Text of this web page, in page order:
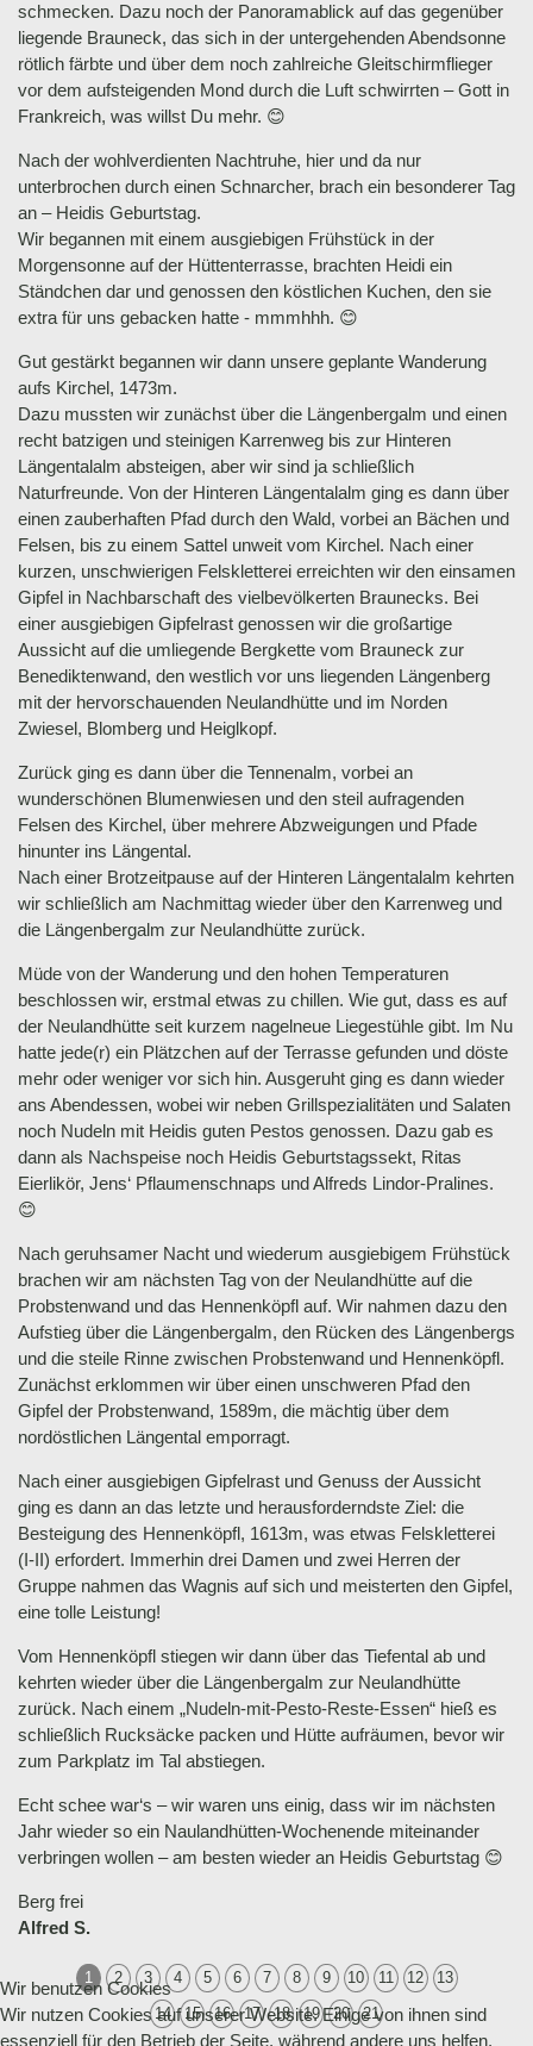
schmecken. Dazu noch der Panoramablick auf das gegenüber
liegende Brauneck, das sich in der untergehenden Abendsonne
rötlich färbte und über dem noch zahlreiche Gleitschirmflieger
vor dem aufsteigenden Mond durch die Luft schwirrten – Gott in
Frankreich, was willst Du mehr. 😊
Nach der wohlverdienten Nachtruhe, hier und da nur
unterbrochen durch einen Schnarcher, brach ein besonderer Tag
an – Heidis Geburtstag.
Wir begannen mit einem ausgiebigen Frühstück in der
Morgensonne auf der Hüttenterrasse, brachten Heidi ein
Ständchen dar und genossen den köstlichen Kuchen, den sie
extra für uns gebacken hatte - mmmhhh. 😊
Gut gestärkt begannen wir dann unsere geplante Wanderung
aufs Kirchel, 1473m.
Dazu mussten wir zunächst über die Längenbergalm und einen
recht batzigen und steinigen Karrenweg bis zur Hinteren
Längentalalm absteigen, aber wir sind ja schließlich
Naturfreunde. Von der Hinteren Längentalalm ging es dann über
einen zauberhaften Pfad durch den Wald, vorbei an Bächen und
Felsen, bis zu einem Sattel unweit vom Kirchel. Nach einer
kurzen, unschwierigen Felskletterei erreichten wir den einsamen
Gipfel in Nachbarschaft des vielbevölkerten Braunecks. Bei
einer ausgiebigen Gipfelrast genossen wir die großartige
Aussicht auf die umliegende Bergkette vom Brauneck zur
Benediktenwand, den westlich vor uns liegenden Längenberg
mit der hervorschauenden Neulandhütte und im Norden
Zwiesel, Blomberg und Heiglkopf.
Zurück ging es dann über die Tennenalm, vorbei an
wunderschönen Blumenwiesen und den steil aufragenden
Felsen des Kirchel, über mehrere Abzweigungen und Pfade
hinunter ins Längental.
Nach einer Brotzeitpause auf der Hinteren Längentalalm kehrten
wir schließlich am Nachmittag wieder über den Karrenweg und
die Längenbergalm zur Neulandhütte zurück.
Müde von der Wanderung und den hohen Temperaturen
beschlossen wir, erstmal etwas zu chillen. Wie gut, dass es auf
der Neulandhütte seit kurzem nagelneue Liegestühle gibt. Im Nu
hatte jede(r) ein Plätzchen auf der Terrasse gefunden und döste
mehr oder weniger vor sich hin. Ausgeruht ging es dann wieder
ans Abendessen, wobei wir neben Grillspezialitäten und Salaten
noch Nudeln mit Heidis guten Pestos genossen. Dazu gab es
dann als Nachspeise noch Heidis Geburtstagssekt, Ritas
Eierlikör, Jens‘ Pflaumenschnaps und Alfreds Lindor-Pralines.
😊
Nach geruhsamer Nacht und wiederum ausgiebigem Frühstück
brachen wir am nächsten Tag von der Neulandhütte auf die
Probstenwand und das Hennenköpfl auf. Wir nahmen dazu den
Aufstieg über die Längenbergalm, den Rücken des Längenbergs
und die steile Rinne zwischen Probstenwand und Hennenköpfl.
Zunächst erklommen wir über einen unschweren Pfad den
Gipfel der Probstenwand, 1589m, die mächtig über dem
nordöstlichen Längental emporragt.
Nach einer ausgiebigen Gipfelrast und Genuss der Aussicht
ging es dann an das letzte und herausforderndste Ziel: die
Besteigung des Hennenköpfl, 1613m, was etwas Felskletterei
(I-II) erfordert. Immerhin drei Damen und zwei Herren der
Gruppe nahmen das Wagnis auf sich und meisterten den Gipfel,
eine tolle Leistung!
Vom Hennenköpfl stiegen wir dann über das Tiefental ab und
kehrten wieder über die Längenbergalm zur Neulandhütte
zurück. Nach einem „Nudeln-mit-Pesto-Reste-Essen“ hieß es
schließlich Rucksäcke packen und Hütte aufräumen, bevor wir
zum Parkplatz im Tal abstiegen.
Echt schee war‘s – wir waren uns einig, dass wir im nächsten
Jahr wieder so ein Naulandhütten-Wochenende miteinander
verbringen wollen – am besten wieder an Heidis Geburtstag 😊
Berg frei
Alfred S.
1 2 3 4 5 6 7 8 9 10 11 12 13
14 15 16 17 18 19 20 21
Wir benutzen Cookies
Wir nutzen Cookies auf unserer Website. Einige von ihnen sind
essenziell für den Betrieb der Seite, während andere uns helfen,